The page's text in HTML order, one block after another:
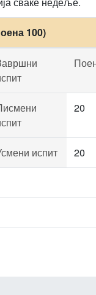
100)
20
испит 20